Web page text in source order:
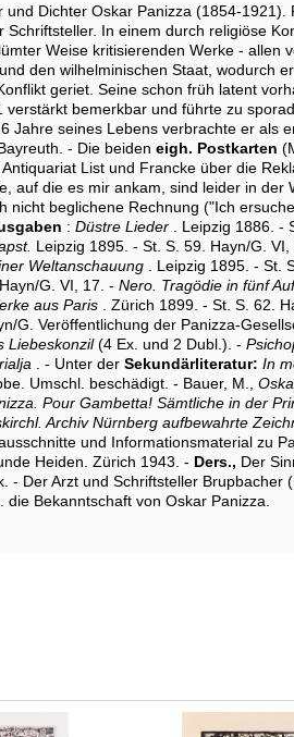
Dichter Oskar Panizza (1854-1921).
In einem durch religiöse
Weise kritisierenden Werke - allen
den wilhelminischen Staat, wodurch
geriet. Seine schon früh latent
bemerkbar und führte zu
Jahre seines Lebens verbrachte er als
- Die beiden eigh. Postkarten
List und Francke über die
auf die es mir ankam, sind leider in der
nicht beglichene Rechnung ("Ich
: Düstre Lieder. Leipzig 1886. -
Leipzig 1895. - St. S. 59. Hayn/G. VI,
Weltanschauung. Leipzig 1895. - St.
G. VI, 17. - Nero. Tragödie in fünf
aus Paris. Zürich 1899. - St. S. 62.
G. Veröffentlichung der Panizza-
Liebeskonzil(4 Ex. und 2 Dubl.). -
. - Unter der Sekundärliteratur: In
Umschl. beschädigt. - Bauer, M.,
Pour Gambetta! Sämtliche in der
Archiv Nürnberg aufbewahrte
und Informationsmaterial zu
Heiden. Zürich 1943. - Ders., Der
- Der Arzt und Schriftsteller Brupbacher
Bekanntschaft von Oskar Panizza.